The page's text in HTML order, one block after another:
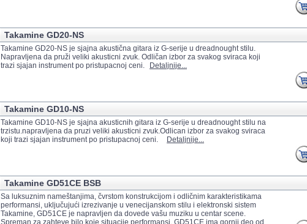
Takamine GD20-NS
Takamine GD20-NS je sjajna akustična gitara iz G-serije u dreadnought stilu.
Napravljena da pruži veliki akusticni zvuk. Odličan izbor za svakog sviraca koji
trazi sjajan instrument po pristupacnoj ceni.
Detaljnije...
Takamine GD10-NS
Takamine GD10-NS je sjajna akusticnih gitara iz G-serije u dreadnought stilu na
trzistu.napravljena da pruzi veliki akusticni zvuk.Odlican izbor za svakog sviraca
koji trazi sjajan instrument po pristupacnoj ceni.
Detaljnije...
Takamine GD51CE BSB
Sa luksuznim nameštanjima, čvrstom konstrukcijom i odličnim karakteristikama
performansi, uključujući izrezivanje u venecijanskom stilu i elektronski sistem
Takamine, GD51CE je napravljen da dovede vašu muziku u centar scene.
Spreman za zahteve bilo koje situacije performansi, GD51CE ima gornji deo od